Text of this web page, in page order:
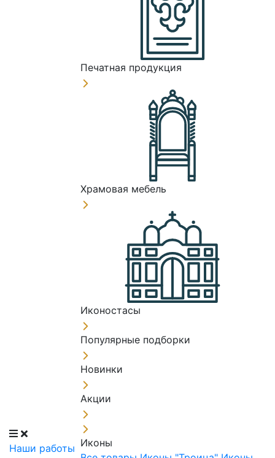
Наши работы
Печатная продукция
Храмовая мебель
Иконостасы
Популярные подборки
Новинки
Акции
Иконы